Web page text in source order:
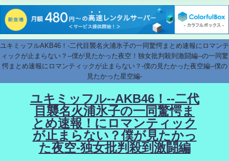
ユキミッフルAKB46！-二代目襲名火浦氷子の一同驚愕まとめ速報にロマンテ
ィックが止まらない？--僕が見たかった夜空！独女批判殺到激闘編--の一同驚
愕まとめ速報にロマンティックが止まらない？-僕の見たかった夜空編--僕の
見たかった星空編-
ユキミッフル--AKB46！--二代
目襲名火浦氷子の一同驚愕ま
とめ速報！にロマンティック
が止まらない？僕が見たかっ
た夜空-独女批判殺到激闘編